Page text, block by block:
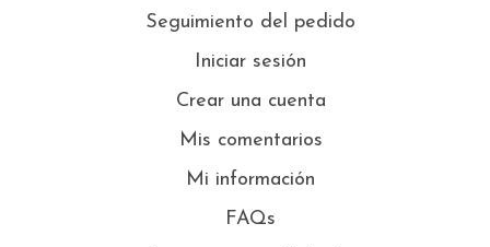
Seguimiento del pedido
Iniciar sesión
Crear una cuenta
Mis comentarios
Mi información
FAQs